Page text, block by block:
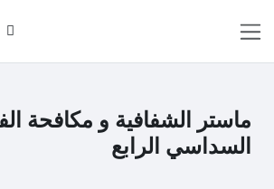
ماستر الشفافية و مكافحة
السداسي الرابع